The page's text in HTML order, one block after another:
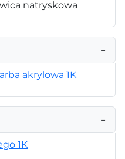
natryskowa
−
akrylowa 1K
−
1K